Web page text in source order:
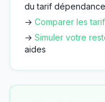
du tarif dépendance
→ Comparer les
→ Simuler votre
aides